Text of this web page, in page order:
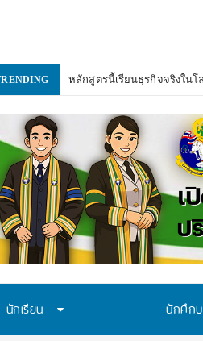
ม_
นักเรียน นักศึก